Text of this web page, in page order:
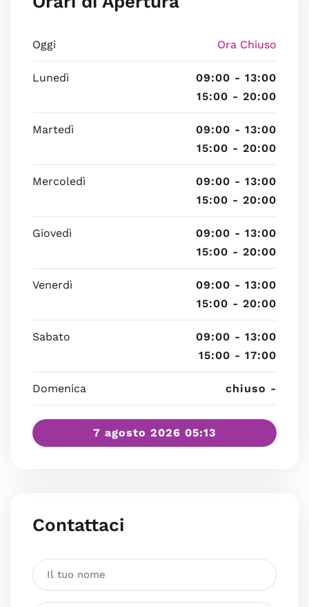
Oggi Ora Chiuso
Lunedì
09:00 - 13:00
15:00 - 20:00
Martedì
09:00 - 13:00
15:00 - 20:00
Mercoledì
09:00 - 13:00
15:00 - 20:00
Giovedì
09:00 - 13:00
15:00 - 20:00
Venerdì
09:00 - 13:00
15:00 - 20:00
Sabato
09:00 - 13:00
15:00 - 17:00
Domenica chiuso -
7 agosto 2026 05:13
Contattaci